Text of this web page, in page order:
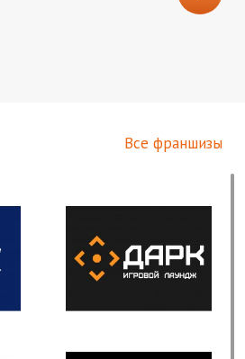
Все франшизы